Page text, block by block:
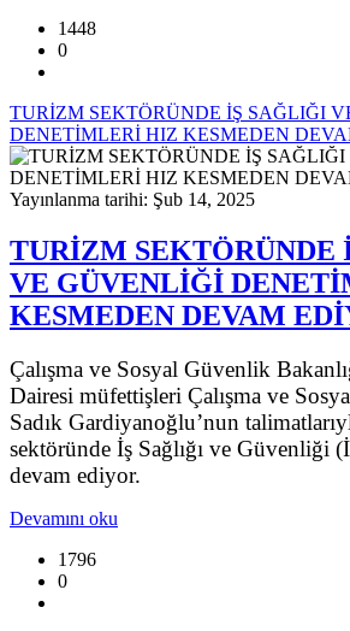
1448
0
TURİZM SEKTÖRÜNDE İŞ SAĞLIĞI
DENETİMLERİ HIZ KESMEDEN
Yayınlanma tarihi: Şub 14, 2025
TURİZM SEKTÖRÜNDE
VE GÜVENLİĞİ
KESMEDEN DEVAM
Çalışma ve Sosyal Güvenlik
Dairesi müfettişleri Çalışma ve
Sadık Gardiyanoğlu’nun
sektöründe İş Sağlığı ve Güvenliği
devam ediyor.
Devamını oku
1796
0